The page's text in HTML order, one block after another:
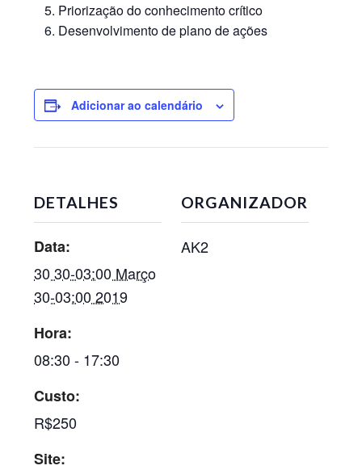
Priorização do conhecimento crítico
Desenvolvimento de plano de ações
Adicionar ao calendário
DETALHES
Data:
30 30-03:00 Março
30-03:00 2019
Hora:
08:30 - 17:30
Custo:
R$250
Site:
ORGANIZADOR
AK2